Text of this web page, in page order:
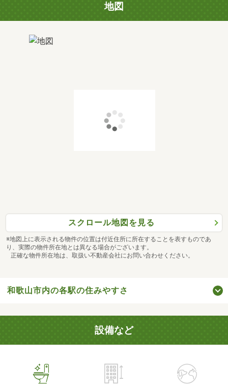
地図
スクロール地図を見る
※地図上に表示される物件の位置は付近住所に所在することを表すものであ
り、実際の物件所在地とは異なる場合がございます。
正確な物件所在地は、取扱い不動産会社にお問い合わせください。
和歌山市内の各駅の住みやすさ
設備など